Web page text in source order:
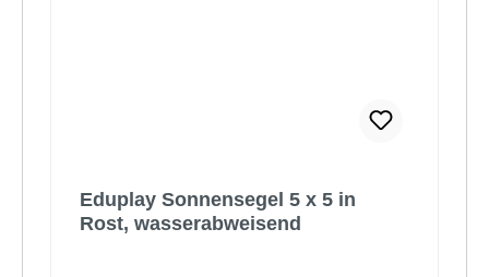
Eduplay Sonnensegel 5 x 5 in
Rost, wasserabweisend